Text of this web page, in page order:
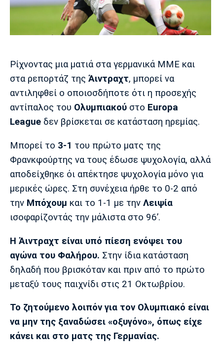
Πολιτισμός
Running
Media
Παρασκήνιο
Πρόγραμμα TV
Μπαρτσελόνα
Ρεάλ
Μαδρίτης
Ατλέτικο
Μαδρίτης
Γιουνάιτεντ
Ίντερ Μίλαν Μπάγερν
Μπορούσια
Παρί Σεν
Μαρσέιγ
Ρίχνοντας μια ματιά στα γερμανικά ΜΜΕ και
στα ρεπορτάζ της Άιντραχτ, μπορεί να
αντιληφθεί ο οποιοσδήποτε ότι η προσεχής
αντίπαλος του Ολυμπιακού στο Europa
League δεν βρίσκεται σε κατάσταση ηρεμίας.
Μπορεί το 3-1 του πρώτο ματς της
Φρανκφούρτης να τους έδωσε ψυχολογία, αλλά
αποδείχθηκε όι απέκτησε ψυχολογία μόνο για
μερικές ώρες. Στη συνέχεια ήρθε το 0-2 από
την Μπόχουμ και το 1-1 με την Λειψία
ισοφαρίζοντάς την μάλιστα στο 96’.
Η Άιντραχτ είναι υπό πίεση ενόψει του
αγώνα του Φαλήρου. Στην ίδια κατάσταση
δηλαδή που βρισκόταν και πριν από το πρώτο
μεταξύ τους παιχνίδι στις 21 Οκτωβρίου.
Το ζητούμενο λοιπόν για τον Ολυμπιακό είναι
να μην της ξαναδώσει «οξυγόνο», όπως είχε
κάνει και στο ματς της Γερμανίας.